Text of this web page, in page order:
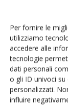
Per fornire le
utilizziamo
accedere alle
tecnologie
dati personali
o gli ID univoci
personalizzati.
influire
Un modo